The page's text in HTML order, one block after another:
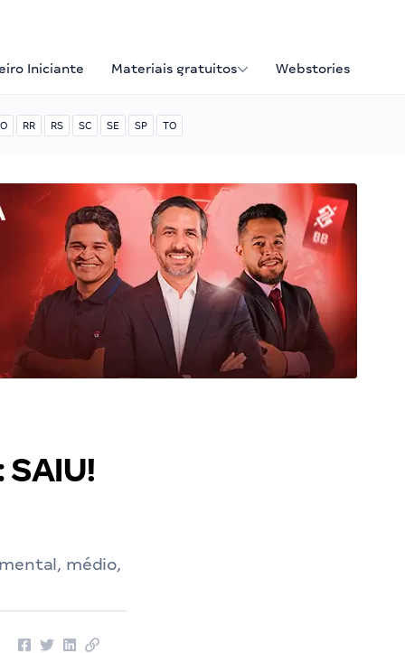
Iniciante Materiais gratuitos Webstories
RR RS SC SE SP TO
médio,